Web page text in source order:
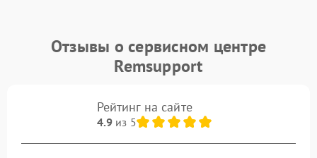
Отзывы о сервисном центре
Remsupport
Рейтинг на сайте
4.9из 5